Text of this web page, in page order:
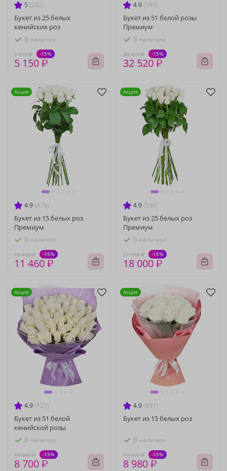
5 (242)
Букет из 25 белых
кенийских роз
В наличии
6 060 ₽ -15%
5 150 ₽
4.9 (399)
Букет из 51 белой розы
Премиум
В наличии
38 260 ₽ -15%
32 520 ₽
4.9 (479)
Букет из 15 белых роз
Премиум
В наличии
13 480 ₽ -15%
11 460 ₽
Акция
4.9 (336)
Букет из 25 белых роз
Премиум
В наличии
21 180 ₽ -15%
18 000 ₽
Акция
4.9 (127)
Букет из 51 белой
кенийской розы
В наличии
10 240 ₽ -15%
8 700 ₽
Акция
4.9 (951)
Букет из 15 белых роз
В наличии
10 560 ₽ -15%
8 980 ₽
Акция